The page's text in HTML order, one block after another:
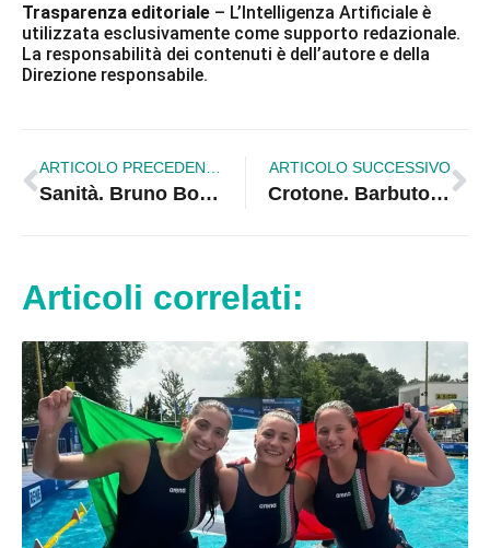
Trasparenza editoriale – L’Intelligenza Artificiale è
utilizzata esclusivamente come supporto redazionale.
La responsabilità dei contenuti è dell’autore e della
Direzione responsabile.
Sanità. Bruno Bossio: Il ministro rinnovi subito i contratti nelle Asp
ARTICOLO SUCCESSIVO
Crotone. Barbuto: Il reparto di medicina nucleare verrà ristrutturato
Articoli correlati: